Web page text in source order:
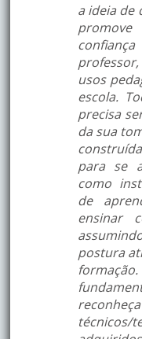
a ideia de
usos
escola.
precisa
da sua
para se
como
de
ensinar
postura
técnicos/